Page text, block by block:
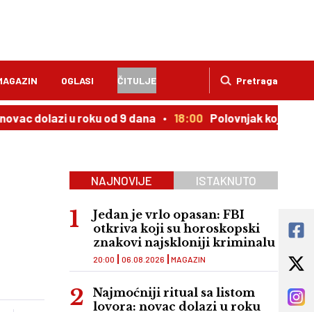
Pretraga
OGLASI ČITULJE
u roku od 9 dana 18:00 Polovnjak kojem cena
NAJNOVIJE ISTAKNUTO
Jedan je vrlo opasan: FBI
otkriva koji su horoskopski
znakovi najskloniji kriminalu
MAGAZIN
20:00 06.08.2026
Najmoćniji ritual sa listom
lovora: novac dolazi u roku